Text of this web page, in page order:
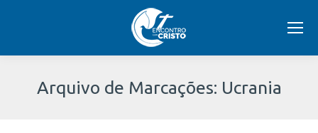
Arquivo de Marcações: Ucrania